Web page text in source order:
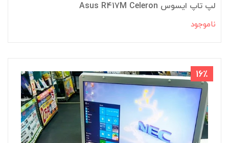
لپ تاپ ایسوس Asus R417M Celeron
ناموجود
16٪